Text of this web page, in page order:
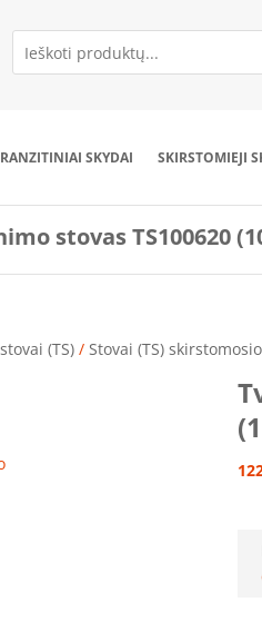
SKYDAI SKIRSTOMIEJI
stovas TS100620
(TS) /Stovai (TS)